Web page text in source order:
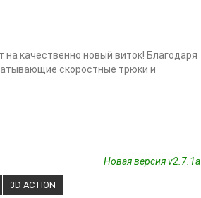
качественно новый виток! Благодаря
скоростные трюки и
Новая версия v2.7.1a
3D ACTION